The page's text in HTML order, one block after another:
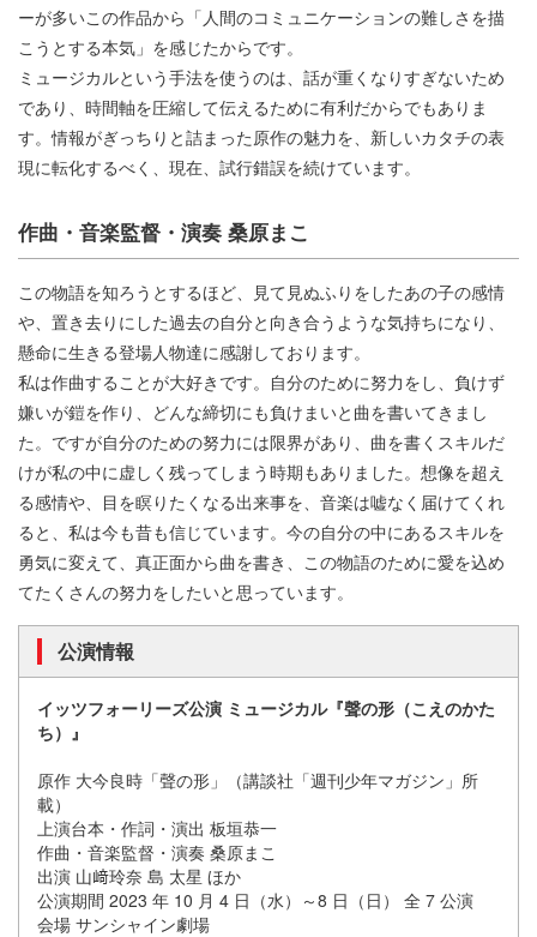
ーが多いこの作品から「人間のコミュニケーションの難しさを描
こうとする本気」を感じたからです。
ミュージカルという手法を使うのは、話が重くなりすぎないため
であり、時間軸を圧縮して伝えるために有利だからでもありま
す。情報がぎっちりと詰まった原作の魅力を、新しいカタチの表
現に転化するべく、現在、試行錯誤を続けています。
作曲・音楽監督・演奏 桑原まこ
この物語を知ろうとするほど、見て見ぬふりをしたあの子の感情
や、置き去りにした過去の自分と向き合うような気持ちになり、
懸命に生きる登場人物達に感謝しております。
私は作曲することが大好きです。自分のために努力をし、負けず
嫌いが鎧を作り、どんな締切にも負けまいと曲を書いてきまし
た。ですが自分のための努力には限界があり、曲を書くスキルだ
けが私の中に虚しく残ってしまう時期もありました。想像を超え
る感情や、目を瞑りたくなる出来事を、音楽は嘘なく届けてくれ
ると、私は今も昔も信じています。今の自分の中にあるスキルを
勇気に変えて、真正面から曲を書き、この物語のために愛を込め
てたくさんの努力をしたいと思っています。
公演情報
イッツフォーリーズ公演 ミュージカル『聲の形（こえのかた
ち）』
原作 大今良時「聲の形」（講談社「週刊少年マガジン」所
載）
上演台本・作詞・演出 板垣恭一
作曲・音楽監督・演奏 桑原まこ
出演 山﨑玲奈 島 太星 ほか
公演期間 2023 年 10 月 4 日（水）～8 日（日） 全 7 公演
会場 サンシャイン劇場